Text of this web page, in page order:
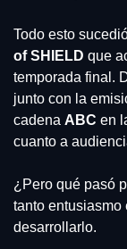
Todo esto
of SHIELD que
temporada final.
junto con la
cadena ABC en
cuanto a
¿Pero qué pasó
tanto entusiasmo
desarrollarlo.